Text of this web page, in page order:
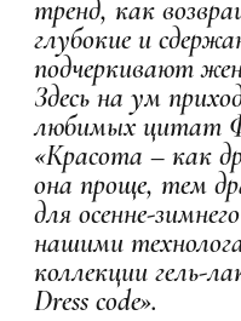
тренд, как
глубокие и
подчеркивают
Здесь на ум
любимых цитат
«Красота – как
она проще, тем
для осенне-
нашими
коллекции гель-
Dress code».